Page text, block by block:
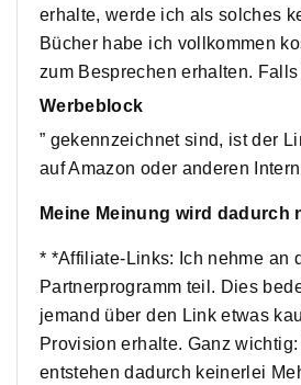
erhalte, werde ich als solches
Bücher habe ich vollkommen
zum Besprechen erhalten. Falls
Werbeblock
” gekennzeichnet sind, ist der
auf Amazon oder anderen
Meine Meinung wird dadurch
* *Affiliate-Links: Ich nehme an
Partnerprogramm teil. Dies
jemand über den Link etwas
Provision erhalte. Ganz
entstehen dadurch keinerlei